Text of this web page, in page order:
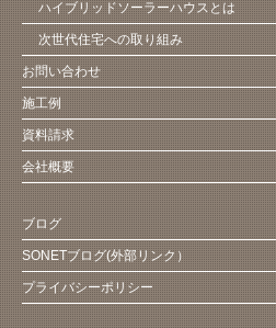
ハイブリッドソーラーハウスとは
次世代住宅への取り組み
お問い合わせ
施工例
資料請求
会社概要
ブログ
SONETブログ(外部リンク）
プライバシーポリシー